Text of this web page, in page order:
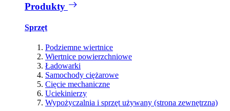
Produkty
Sprzęt
Podziemne wiertnice
Wiertnice powierzchniowe
Ładowarki
Samochody ciężarowe
Cięcie mechaniczne
Uciekinierzy
Wypożyczalnia i sprzęt używany (strona zewnętrzna)